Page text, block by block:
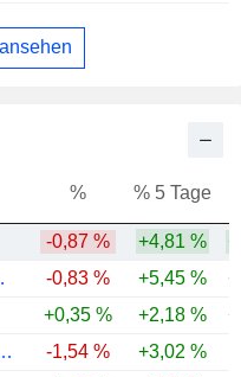
% % 5 Tage
-0,87 % +4,81 %
LTD.
-0,83 % +5,45 %
+0,35 % +2,18 %
LIMITED
-1,54 % +3,02 %